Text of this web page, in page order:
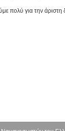
πολύ για την άριστη